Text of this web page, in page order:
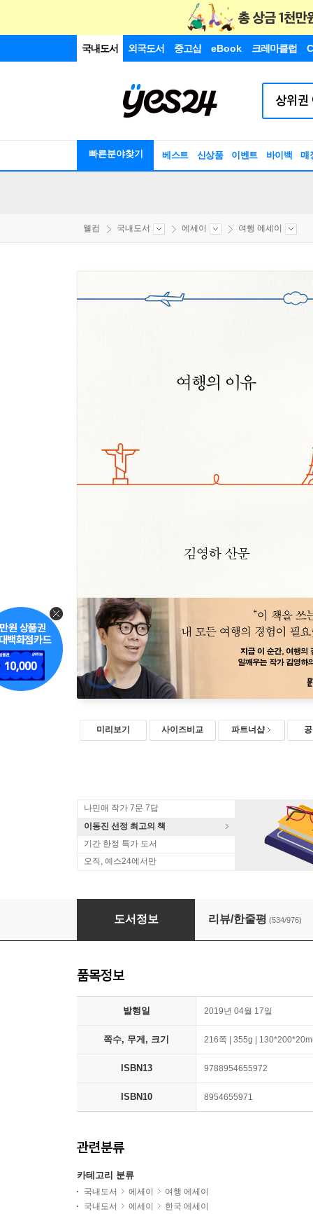
국내도서 외국도서 중고샵 eBook 크레마클럽
빠른분야찾기 베스트 신상품 이벤트 바이백 매
웰컴 국내도서 에세이 여행 에세이
미리보기 사이즈비교 파트너샵
나민애 작가 7문 7답
이동진 선정 최고의 책
기간 한정 특가 도서
오직, 예스24에서만
여행의 이유
도서정보 리뷰/한줄평 (534/976)
품목정보
발행일 2019년 04월 17일
쪽수, 무게, 크기 216쪽 | 355g |
ISBN13 9788954655972
ISBN10 8954655971
관련분류
카테고리 분류
국내도서 에세이
여행 에세이
국내도서
에세이
한국 에세이